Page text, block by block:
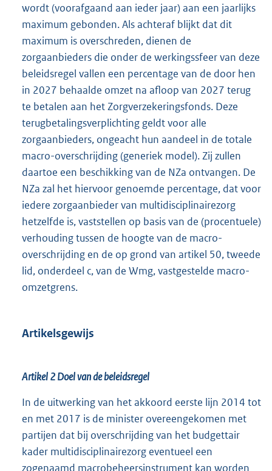
wordt (voorafgaand aan ieder jaar) aan een jaarlijks
maximum gebonden. Als achteraf blijkt dat dit
maximum is overschreden, dienen de
zorgaanbieders die onder de werkingssfeer van deze
beleidsregel vallen een percentage van de door hen
in 2027 behaalde omzet na afloop van 2027 terug
te betalen aan het Zorgverzekeringsfonds. Deze
terugbetalingsverplichting geldt voor alle
zorgaanbieders, ongeacht hun aandeel in de totale
macro-overschrijding (generiek model). Zij zullen
daartoe een beschikking van de NZa ontvangen. De
NZa zal het hiervoor genoemde percentage, dat voor
iedere zorgaanbieder van multidisciplinairezorg
hetzelfde is, vaststellen op basis van de (procentuele)
verhouding tussen de hoogte van de macro-
overschrijding en de op grond van artikel 50, tweede
lid, onderdeel c, van de Wmg, vastgestelde macro-
omzetgrens.
Artikelsgewijs
Artikel 2 Doel van de beleidsregel
In de uitwerking van het akkoord eerste lijn 2014 tot
en met 2017 is de minister overeengekomen met
partijen dat bij overschrijding van het budgettair
kader multidisciplinairezorg eventueel een
zogenaamd macrobeheersinstrument kan worden